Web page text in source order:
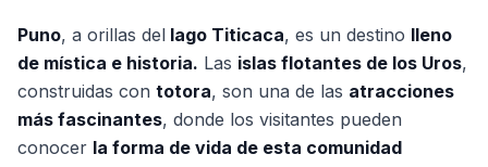
Puno, a orillas del lago Titicaca, es un destino lleno
de mística e historia. Las islas flotantes de los Uros,
construidas con totora, son una de las atracciones
más fascinantes, donde los visitantes pueden
conocer la forma de vida de esta comunidad